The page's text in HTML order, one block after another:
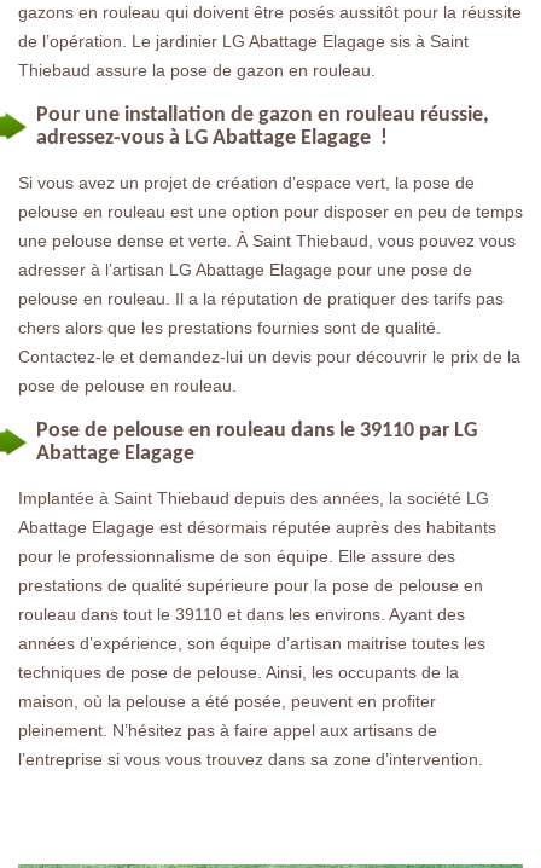
gazons en rouleau qui doivent être posés aussitôt pour la réussite
de l’opération. Le jardinier LG Abattage Elagage sis à Saint
Thiebaud assure la pose de gazon en rouleau.
Pour une installation de gazon en rouleau réussie,
adressez-vous à LG Abattage Elagage !
Si vous avez un projet de création d’espace vert, la pose de
pelouse en rouleau est une option pour disposer en peu de temps
une pelouse dense et verte. À Saint Thiebaud, vous pouvez vous
adresser à l’artisan LG Abattage Elagage pour une pose de
pelouse en rouleau. Il a la réputation de pratiquer des tarifs pas
chers alors que les prestations fournies sont de qualité.
Contactez-le et demandez-lui un devis pour découvrir le prix de la
pose de pelouse en rouleau.
Pose de pelouse en rouleau dans le 39110 par LG
Abattage Elagage
Implantée à Saint Thiebaud depuis des années, la société LG
Abattage Elagage est désormais réputée auprès des habitants
pour le professionnalisme de son équipe. Elle assure des
prestations de qualité supérieure pour la pose de pelouse en
rouleau dans tout le 39110 et dans les environs. Ayant des
années d’expérience, son équipe d’artisan maitrise toutes les
techniques de pose de pelouse. Ainsi, les occupants de la
maison, où la pelouse a été posée, peuvent en profiter
pleinement. N’hésitez pas à faire appel aux artisans de
l’entreprise si vous vous trouvez dans sa zone d’intervention.